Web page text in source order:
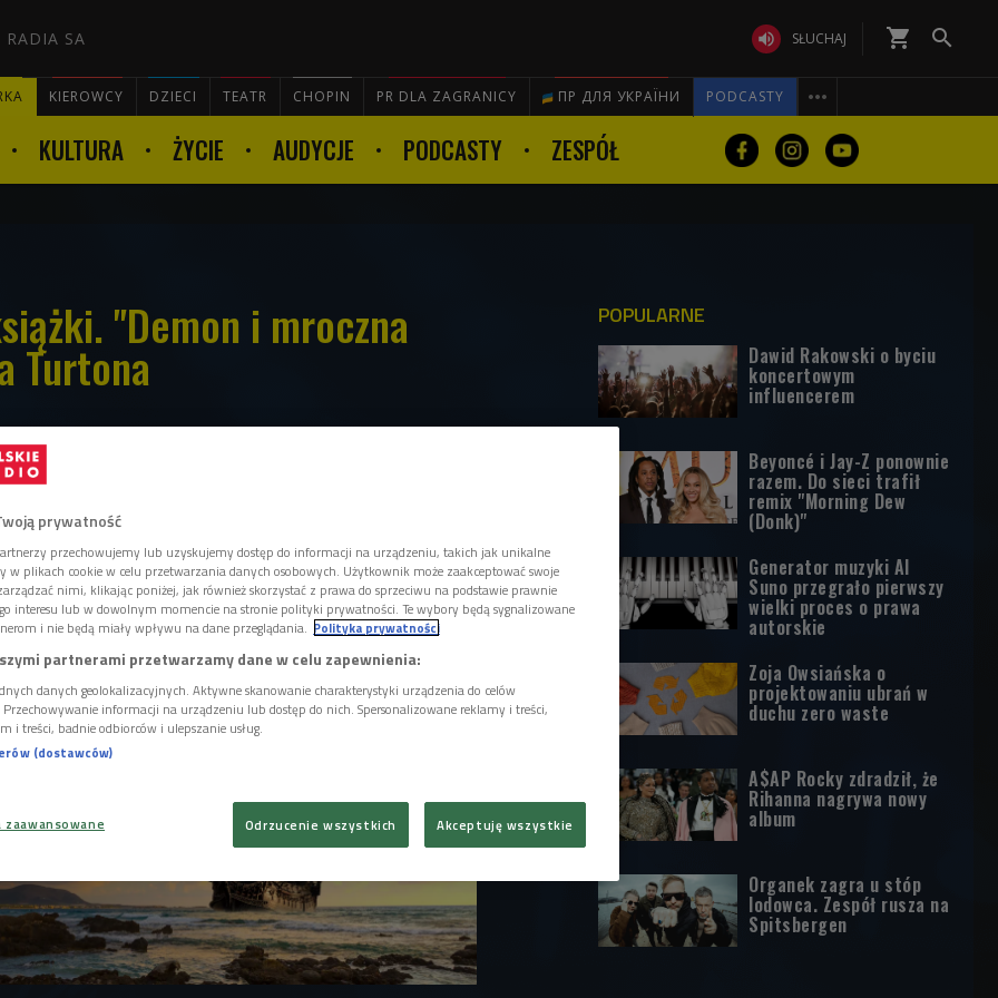
RADIA SA  SŁUCHAJ shopping_cart 
KIEROWCY DZIECI TEATR CHOPIN PR DLA ZAGRANICY ПР ДЛЯ УКРАЇНИ PODCASTY 

KULTURA ŻYCIE AUDYCJE PODCASTY ZESPÓŁ
"Demon i mroczna
Turtona
pisarza i dziennikarza brawurowo łączy
przygodę, historię i fantastykę. -
łączy gatunki i przełamuje
miesza elementy świata współczesnego
Kinga Michalska.
POPULARNE
Dawid Rakowski o byciu
koncertowym
influencerem
Beyoncé i Jay-Z ponownie
razem. Do sieci trafił
remix "Morning Dew
(Donk)"
Generator muzyki AI
Suno przegrało pierwszy
wielki proces o prawa
autorskie
Zoja Owsiańska o
projektowaniu ubrań w
duchu zero waste
A$AP Rocky zdradził, że
Rihanna nagrywa nowy
album
Organek zagra u stóp
lodowca. Zespół rusza na
Spitsbergen
prywatność
przechowujemy lub uzyskujemy dostęp do informacji na urządzeniu, takich jak unikalne
w plikach cookie w celu przetwarzania danych osobowych. Użytkownik może zaakceptować swoje
nimi, klikając poniżej, jak również skorzystać z prawa do sprzeciwu na podstawie prawnie
interesu lub w dowolnym momencie na stronie polityki prywatności. Te wybory będą sygnalizowane
i nie będą miały wpływu na dane przeglądania. Polityka prywatności
partnerami przetwarzamy dane w celu zapewnienia:
danych geolokalizacyjnych. Aktywne skanowanie charakterystyki urządzenia do celów
informacji na urządzeniu lub dostęp do nich. Spersonalizowane reklamy i treści,
i treści, badnie odbiorców i ulepszanie usług.
(dostawców)
Odrzucenie wszystkich Akceptuję wszystkie